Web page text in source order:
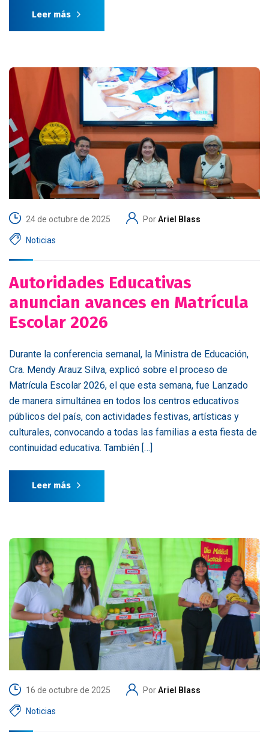
Leer más
24 de octubre de 2025 PorAriel Blass
Noticias
Autoridades Educativas
anuncian avances en Matrícula
Escolar 2026
Durante la conferencia semanal, la Ministra de Educación,
Cra. Mendy Arauz Silva, explicó sobre el proceso de
Matrícula Escolar 2026, el que esta semana, fue Lanzado
de manera simultánea en todos los centros educativos
públicos del país, con actividades festivas, artísticas y
culturales, convocando a todas las familias a esta fiesta de
continuidad educativa. También […]
Leer más
16 de octubre de 2025 PorAriel Blass
Noticias